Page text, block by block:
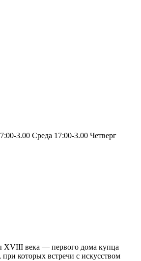
3.00 Среда 17:00-3.00 Четверг
XVIII века — первого дома купца
которых встречи с искусством